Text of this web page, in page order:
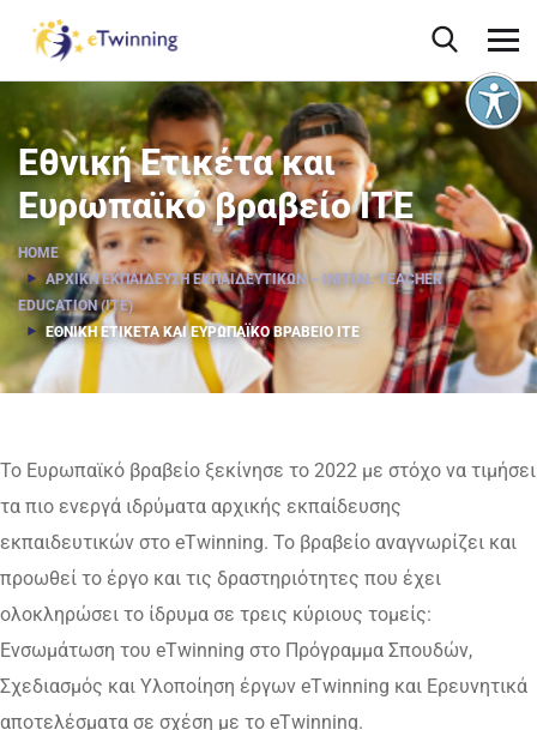
Εθνική Ετικέτα και
Ευρωπαϊκό βραβείο ΙΤΕ
HOME
ΑΡΧΙΚΉ ΕΚΠΑΊΔΕΥΣΗ ΕΚΠΑΙΔΕΥΤΙΚΏΝ – INITIAL TEACHER
EDUCATION (ITE)
ΕΘΝΙΚΉ ΕΤΙΚΈΤΑ ΚΑΙ ΕΥΡΩΠΑΪΚΌ ΒΡΑΒΕΊΟ ΙΤΕ
Το Ευρωπαϊκό βραβείο ξεκίνησε το 2022 με στόχο να τιμήσει
τα πιο ενεργά ιδρύματα αρχικής εκπαίδευσης
εκπαιδευτικών στο eTwinning. Το βραβείο αναγνωρίζει και
προωθεί το έργο και τις δραστηριότητες που έχει
ολοκληρώσει το ίδρυμα σε τρεις κύριους τομείς:
Ενσωμάτωση του eTwinning στο Πρόγραμμα Σπουδών,
Σχεδιασμός και Υλοποίηση έργων eTwinning και Ερευνητικά
αποτελέσματα σε σχέση με το eTwinning.